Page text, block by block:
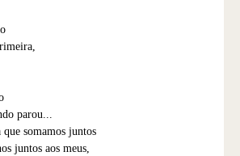
parou...
somamos juntos
juntos aos meus,